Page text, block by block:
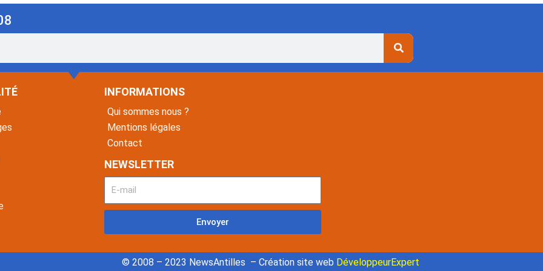
INFORMATIONS
Qui sommes nous ?
Mentions légales
Contact
NEWSLETTER
Envoyer
© 2008 – 2023 NewsAntilles – Création site web DéveloppeurExpert